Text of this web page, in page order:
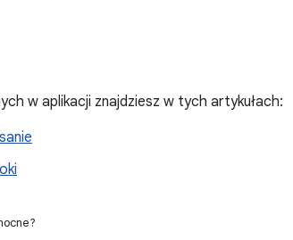
w aplikacji znajdziesz w tych artykułach: